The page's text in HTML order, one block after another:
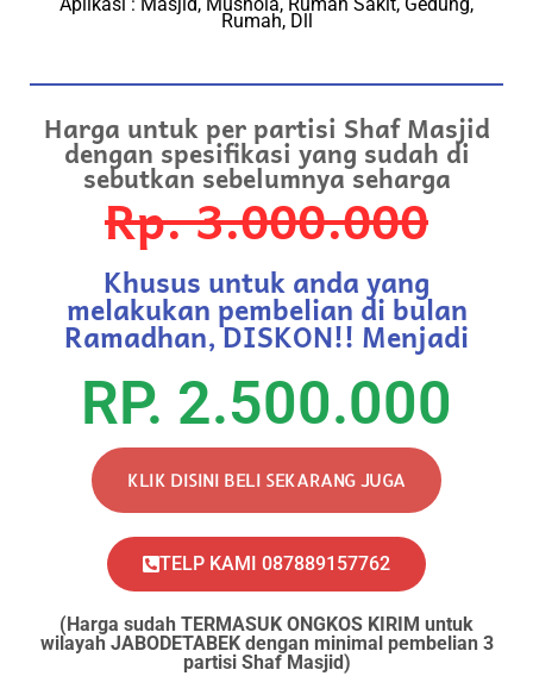
Aplikasi : Masjid, Mushola, Rumah Sakit, Gedung,
Rumah, Dll
Harga untuk per partisi Shaf Masjid
dengan spesifikasi yang sudah di
sebutkan sebelumnya seharga
Rp. 3.000.000
Khusus untuk anda yang
melakukan pembelian di bulan
Ramadhan, DISKON!! Menjadi
RP. 2.500.000
KLIK DISINI BELI SEKARANG JUGA
TELP KAMI 087889157762
(Harga sudah TERMASUK ONGKOS KIRIM untuk
wilayah JABODETABEK dengan minimal pembelian 3
partisi Shaf Masjid)